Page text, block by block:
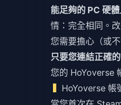
能足夠的 PC 硬
情：完全相同。
您需要擔心（或
只要您連結正確
您的 HoYoverse
HoYoverse 帳